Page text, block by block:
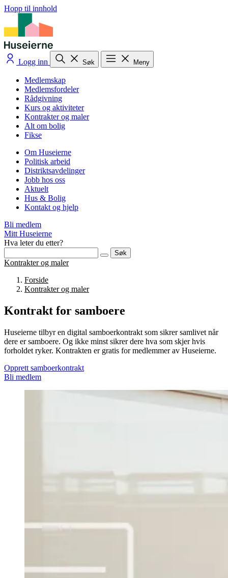
Hopp til innhold
Logg inn Søk Meny
Medlemskap
Medlemsfordeler
Rådgivning
Kurs og aktiviteter
Kontrakter og maler
Alt om bolig
Fikse
Om Huseierne
Politisk arbeid
Distriktsavdelinger
Jobb hos oss
Aktuelt
Hus & Bolig
Kontakt og hjelp
Bli medlem
Mitt Huseierne
Hva leter du etter?
Søk
Kontrakter og maler
Forside
Kontrakter og maler
Kontrakt for samboere
Huseierne tilbyr en digital samboerkontrakt som sikrer samlivet når
dere er samboere. Og ikke minst sikrer dere hva som skjer hvis
forholdet ryker. Kontrakten er gratis for medlemmer av Huseierne.
Opprett samboerkontrakt
Bli medlem